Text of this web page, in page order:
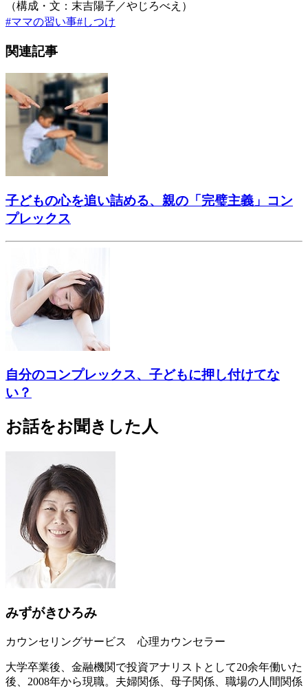
（構成・文：末吉陽子／やじろべえ）
#ママの習い事#しつけ
関連記事
子どもの心を追い詰める、親の「完璧主義」コン
プレックス
自分のコンプレックス、子どもに押し付けてな
い？
お話をお聞きした人
みずがきひろみ
カウンセリングサービス 心理カウンセラー
大学卒業後、金融機関で投資アナリストとして20余年働いた
後、2008年から現職。夫婦関係、母子関係、職場の人間関係